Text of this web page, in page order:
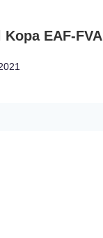
Kopa EAF-FVA